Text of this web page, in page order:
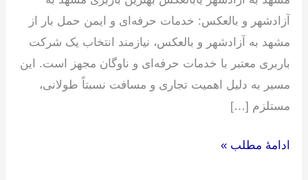
آزادشهر و بالعکس: خدمات حرفه‌ای و ایمن حمل بار از
مشهد به آزادشهر و بالعکس، نیازمند انتخاب یک شرکت
باربری معتبر با خدمات حرفه‌ای و ناوگان مجهز است. این
مسیر به دلیل اهمیت تجاری و مسافت نسبتاً طولانی،
مستلزم […]
ادامۀ مطلب »